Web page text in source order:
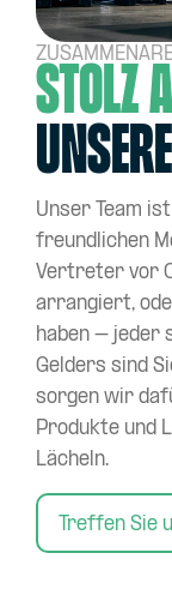
STOLZ
Unser Team
freundlichen
Vertreter vor
arrangiert,
haben – jeder
Gelders sind
sorgen wir
Produkte und
Lächeln.
Treffen Sie